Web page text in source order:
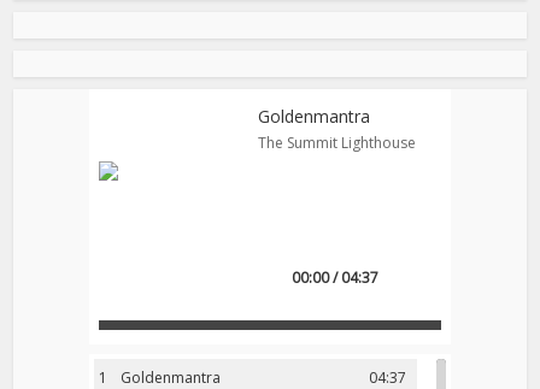
Goldenmantra
The Summit Lighthouse
00:00 / 04:37
1 04:37
Goldenmantra